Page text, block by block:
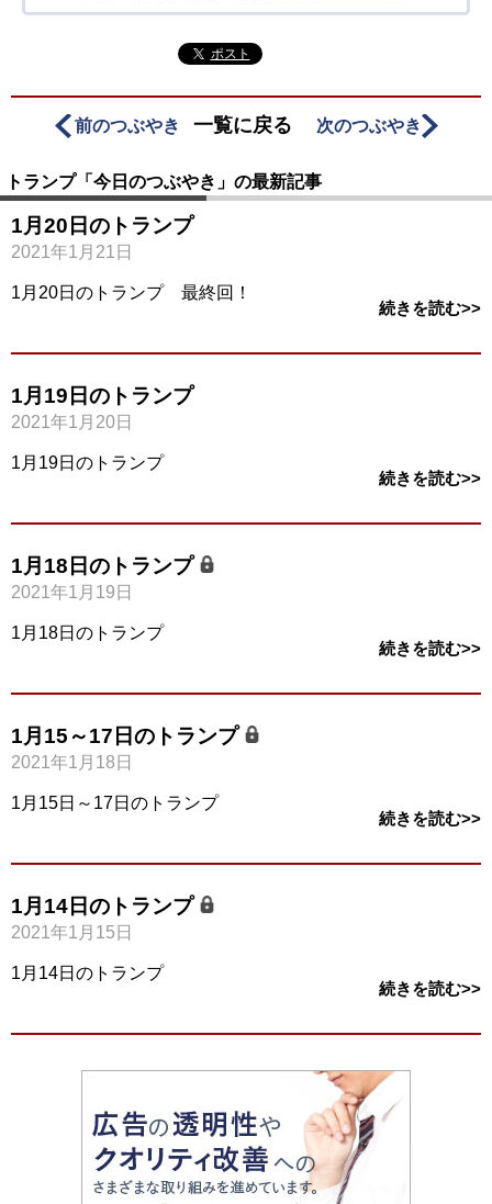
ポスト
前のつぶやき 一覧に戻る 次のつぶやき
トランプ「今日のつぶやき」の最新記事
1月20日のトランプ
2021年1月21日
1月20日のトランプ 最終回！
続きを読む>>
1月19日のトランプ
2021年1月20日
1月19日のトランプ
続きを読む>>
1月18日のトランプ
2021年1月19日
1月18日のトランプ
続きを読む>>
1月15～17日のトランプ
2021年1月18日
1月15日～17日のトランプ
続きを読む>>
1月14日のトランプ
2021年1月15日
1月14日のトランプ
続きを読む>>